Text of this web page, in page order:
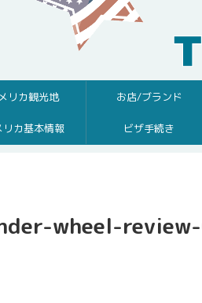
リカ観光地 お店/ブランド
リカ基本情報 ビザ手続き
wheel-